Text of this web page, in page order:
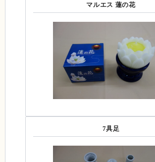
マルエス 蓮の花
7具足